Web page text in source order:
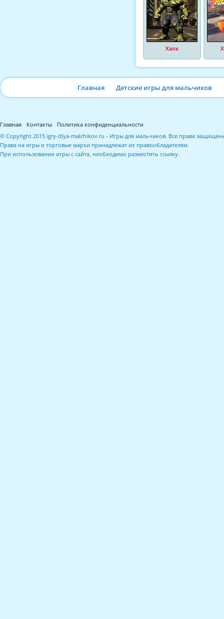
Халк
Главная Детские игры для мальчиков
Главная Контакты
Политика конфиденциальности
© Copyright 2015 igry-dlya-malchikov.ru - Игры для мальчиков. Все права
Права на игры и торговые марки принадлежат их правообладателям.
При использовании игры с сайта, необходимо разместить ссылку.